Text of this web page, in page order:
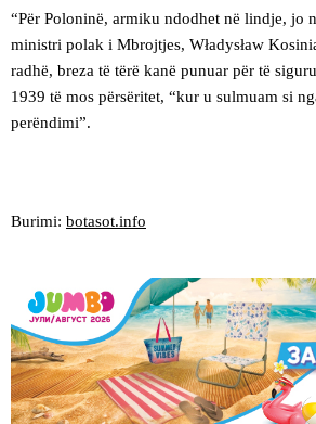
“Për Poloninë, armiku ndodhet në lindje, jo
ministri polak i Mbrojtjes, Władysław
radhë, breza të tërë kanë punuar për të
1939 të mos përsëritet, “kur u sulmuam si
perëndimi”.
Burimi: botasot.info